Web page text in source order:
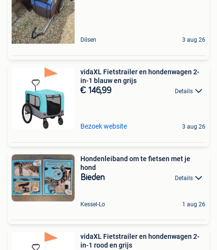
Dilsen 3 aug 26
vidaXL Fietstrailer en hondenwagen 2-
in-1 blauw en grijs
€ 146,99 Details
Bezoek website 3 aug 26
Hondenleiband om te fietsen met je
hond
Bieden Details
Kessel-Lo 1 aug 26
vidaXL Fietstrailer en hondenwagen 2-
in-1 rood en grijs